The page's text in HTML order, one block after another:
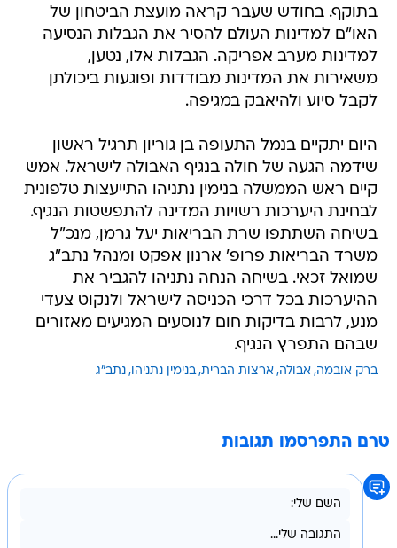
בתוקף. בחודש שעבר קראה מועצת הביטחון של
האו"ם למדינות העולם להסיר את הגבלות הנסיעה
למדינות מערב אפריקה. הגבלות אלו, נטען,
משאירות את המדינות מבודדות ופוגעות ביכולתן
לקבל סיוע ולהיאבק במגיפה.
היום יתקיים בנמל התעופה בן גוריון תרגיל ראשון
שידמה הגעה של חולה בנגיף האבולה לישראל. אמש
קיים ראש הממשלה בנימין נתניהו התייעצות טלפונית
לבחינת היערכות רשויות המדינה להתפשטות הנגיף.
בשיחה השתתפו שרת הבריאות יעל גרמן, מנכ"ל
משרד הבריאות פרופ' ארנון אפקט ומנהל נתב"ג
שמואל זכאי. בשיחה הנחה נתניהו להגביר את
ההיערכות בכל דרכי הכניסה לישראל ולנקוט צעדי
מנע, לרבות בדיקות חום לנוסעים המגיעים מאזורים
שבהם התפרץ הנגיף.
ברק אובמה אבולה ארצות הברית בנימין נתניהו נתב"ג
טרם התפרסמו תגובות